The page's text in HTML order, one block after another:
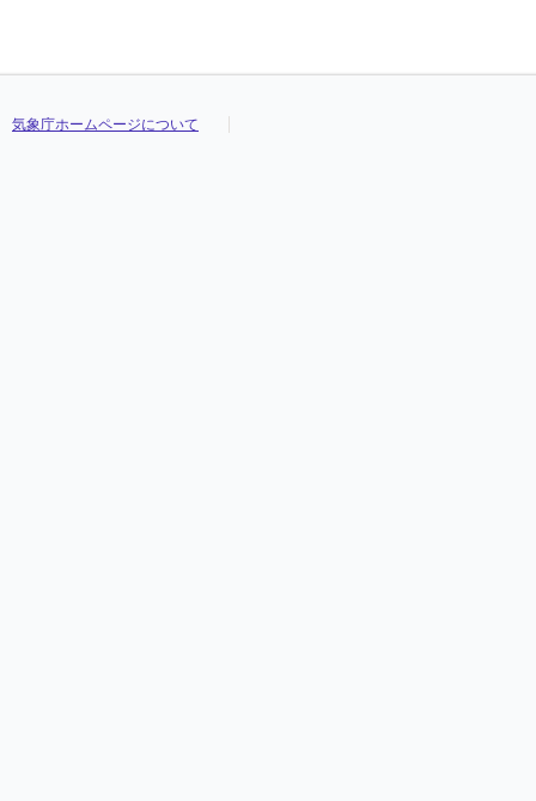
気象庁ホームページについて